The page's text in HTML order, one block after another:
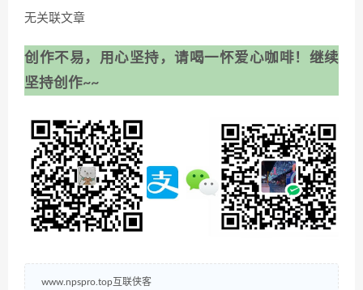
无关联文章
创作不易，用心坚持，请喝一怀爱心咖啡！继续
坚持创作~~
www.npspro.top互联侠客